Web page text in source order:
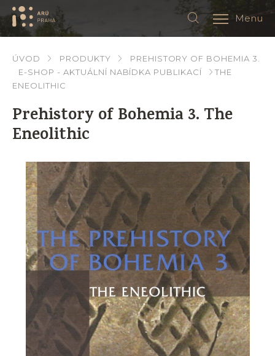
Menu
ÚVOD
PRODUKTY
E-SHOP - AKTUÁLNÍ NABÍDKA PUBLIKACÍ
PREHISTORY OF BOHEMIA 3.
THE
ENEOLITHIC
Prehistory of Bohemia 3. The
Eneolithic